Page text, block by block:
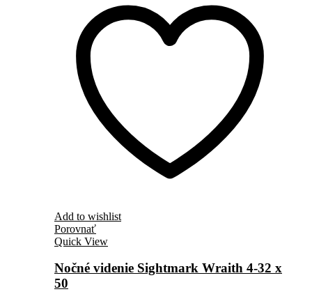
Add to wishlist
Porovnať
Quick View
Nočné videnie Sightmark Wraith 4-32 x
50